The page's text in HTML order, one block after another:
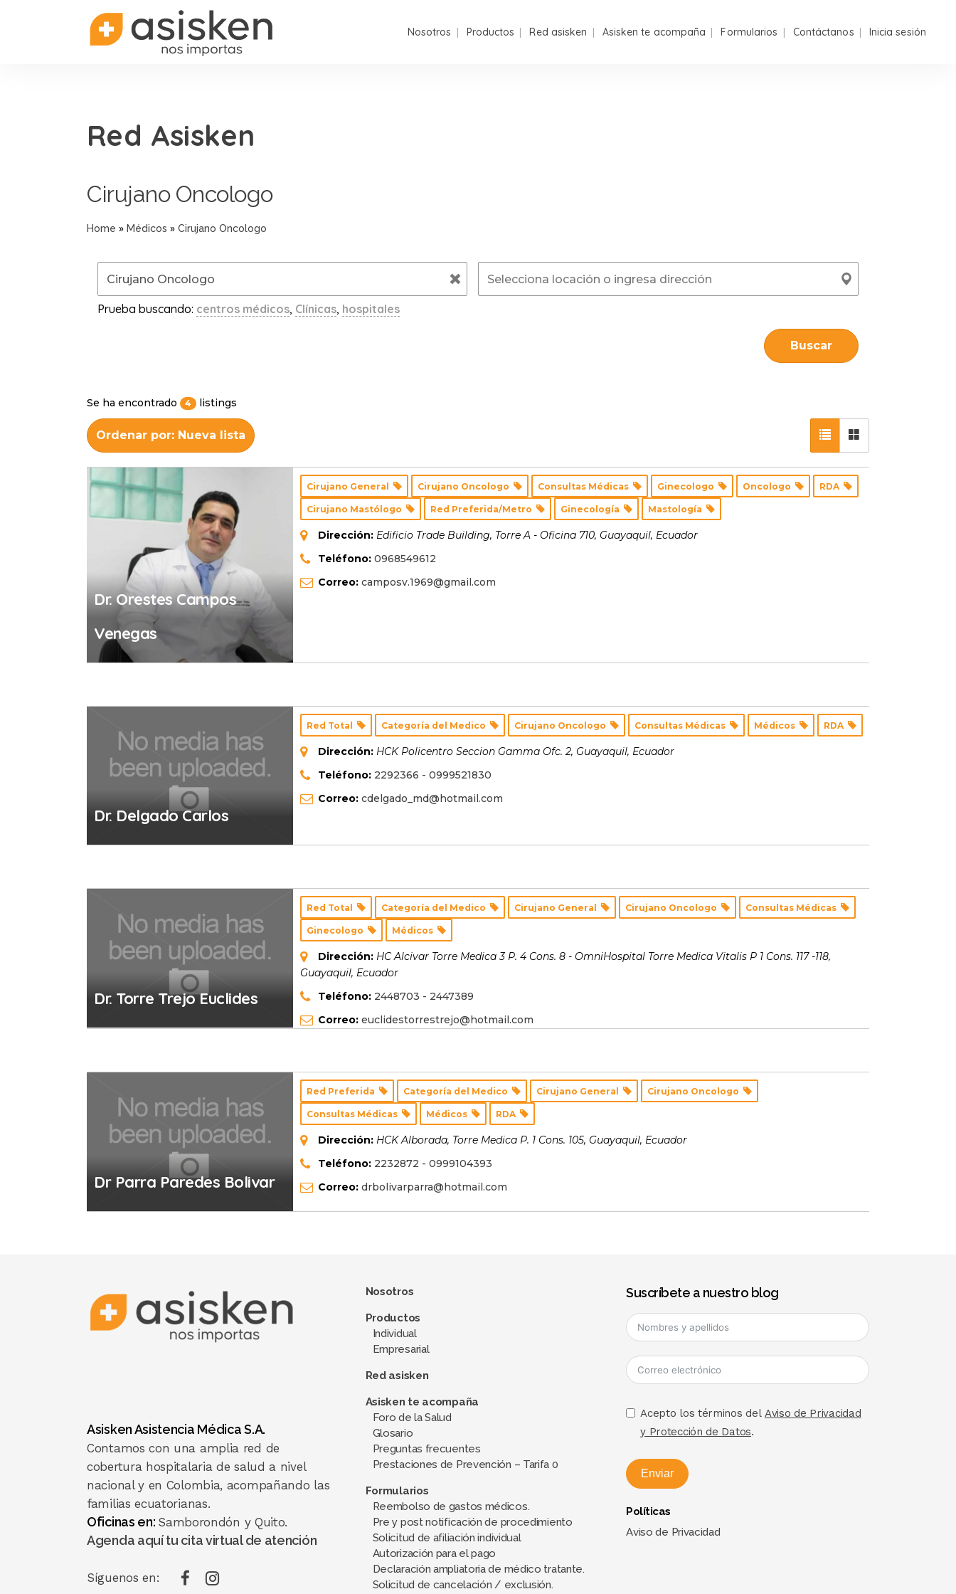
Nosotros Productos Red asisken Asisken te acompaña Formularios Contáctanos Inicia sesión
Red Asisken
Cirujano Oncologo
Home » Médicos » Cirujano Oncologo
Prueba buscando: centros médicos, Clínicas, hospitales
Buscar
Se ha encontrado 4 listings
Ordenar por: Nueva lista
Dr. Orestes Campos
Venegas
Cirujano General Cirujano Oncologo Consultas Médicas Ginecologo Oncologo RDA
Cirujano Mastólogo Red Preferida/Metro Ginecología Mastología
Dirección: Edificio Trade Building, Torre A - Oficina 710, Guayaquil, Ecuador
Teléfono: 0968549612
Correo: camposv.1969@gmail.com
Dr. Delgado Carlos
Red Total Categoría del Medico Cirujano Oncologo Consultas Médicas Médicos RDA
Dirección: HCK Policentro Seccion Gamma Ofc. 2, Guayaquil, Ecuador
Teléfono: 2292366 - 0999521830
Correo: cdelgado_md@hotmail.com
Dr. Torre Trejo Euclides
Red Total Categoría del Medico Cirujano General Cirujano Oncologo Consultas Médicas
Ginecologo Médicos
Dirección: HC Alcivar Torre Medica 3 P. 4 Cons. 8 - OmniHospital Torre Medica Vitalis P 1 Cons. 117 -118,
Guayaquil, Ecuador
Teléfono: 2448703 - 2447389
Correo: euclidestorrestrejo@hotmail.com
Dr Parra Paredes Bolivar
Red Preferida Categoría del Medico Cirujano General Cirujano Oncologo
Consultas Médicas Médicos RDA
Dirección: HCK Alborada, Torre Medica P. 1 Cons. 105, Guayaquil, Ecuador
Teléfono: 2232872 - 0999104393
Correo: drbolivarparra@hotmail.com
Asisken Asistencia Médica S.A.
Contamos con una amplia red de
cobertura hospitalaria de salud a nivel
nacional y en Colombia, acompañando las
familias ecuatorianas.
Oficinas en: Samborondón y Quito.
Agenda aquí tu cita virtual de atención
Síguenos en:
Nosotros
Productos
Individual
Empresarial
Red asisken
Asisken te acompaña
Foro de la Salud
Glosario
Preguntas frecuentes
Prestaciones de Prevención – Tarifa 0
Formularios
Reembolso de gastos médicos.
Pre y post notificación de procedimiento
Solicitud de afiliación individual
Autorización para el pago
Declaración ampliatoria de médico tratante.
Solicitud de cancelación / exclusión.
Suscríbete a nuestro blog
Acepto los términos delAviso de Privacidad
y Protección de Datos.
Enviar
A
l
Políticas
Aviso de Privacidad